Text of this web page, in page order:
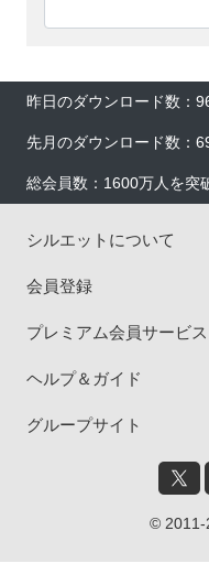
昨日のダウンロード数：
先月のダウンロード数：
総会員数：1600万人を突
シルエットについて
会員登録
プレミアム会員サービス
ヘルプ＆ガイド
グループサイト
© 2011-